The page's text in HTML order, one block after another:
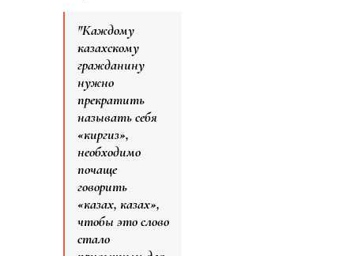
"Каждому
казахскому
гражданину
нужно
прекратить
называть себя
«киргиз»,
необходимо
почаще
говорить
«казах, казах»,
чтобы это слово
стало